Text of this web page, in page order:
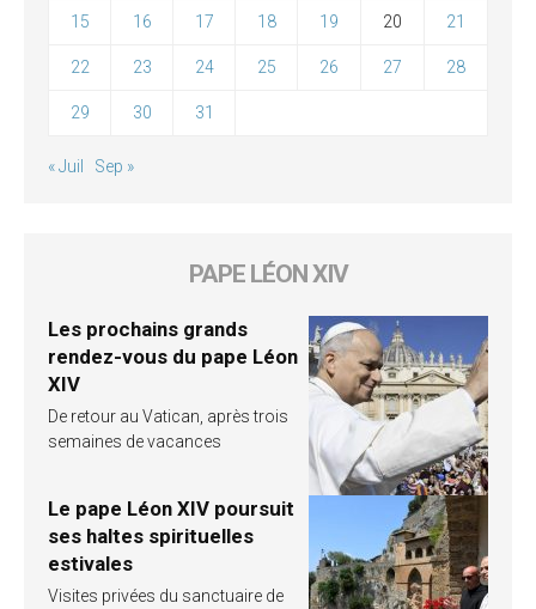
15 16 17 18 19 20 21
22 23 24 25 26 27 28
29 30 31
« Juil Sep »
PAPE LÉON XIV
Les prochains grands
rendez-vous du pape Léon
XIV
De retour au Vatican, après trois
semaines de vacances
Le pape Léon XIV poursuit
ses haltes spirituelles
estivales
Visites privées du sanctuaire de